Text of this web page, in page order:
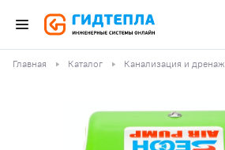
Главная Каталог Канализация и дренаж